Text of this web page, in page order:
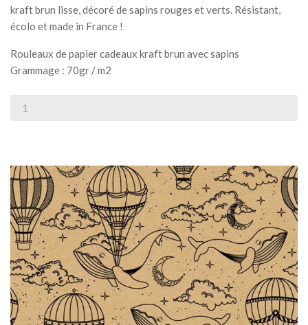
kraft brun lisse, décoré de sapins rouges et verts. Résistant,
écolo et made in France !
Rouleaux de papier cadeaux kraft brun avec sapins
Grammage : 70gr / m2